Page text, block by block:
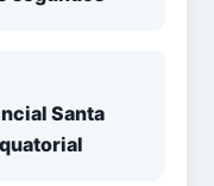
Santa